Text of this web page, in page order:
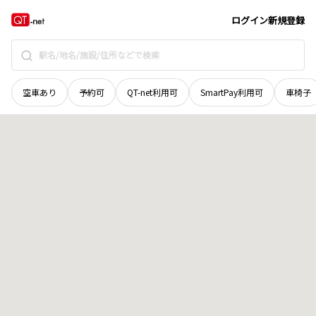
ログイン新規登録
空車あり 予約可 QT-net利用可 SmartPay利用可 車椅子
宮城県